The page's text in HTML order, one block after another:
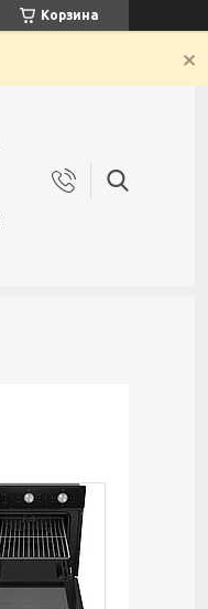
Корзина